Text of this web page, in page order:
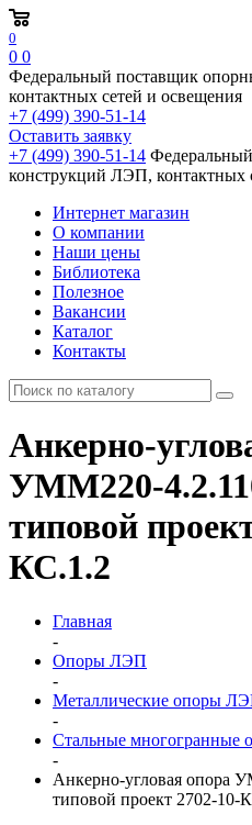
0
0 0
Федеральный поставщик
контактных сетей и освещения
+7 (499) 390-51-14
Оставить заявку
+7 (499) 390-51-14
конструкций ЛЭП, контактных
Интернет магазин
О компании
Наши цены
Библиотека
Полезное
Вакансии
Каталог
Контакты
Анкерно-
УММ220-
типовой
КС.1.2
Главная
-
Опоры ЛЭП
-
Металлические опоры
-
Стальные многогранные
-
Анкерно-угловая опора
типовой проект 2702-10-